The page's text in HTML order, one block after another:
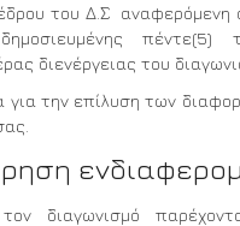
του Δ.Σ αναφερόμενη
πέντε(5)
διενέργειας του
για την επίλυση των
διαγωνισμό